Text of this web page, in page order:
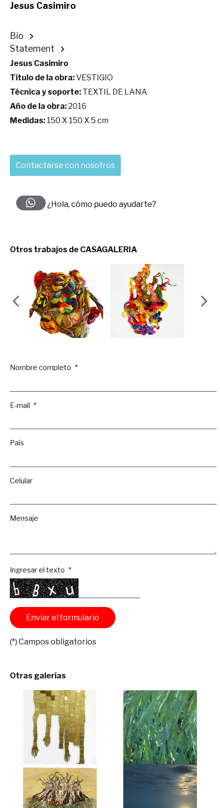
Jesus Casimiro
Bio
Statement
Jesus Casimiro
Título de la obra:VESTIGIO
Técnica y soporte: TEXTIL DE LANA
Año de la obra:2016
Medidas: 150 X 150 X 5 cm
Contactarse con nosotros
¿Hola, cómo puedo ayudarte?
Otros trabajos de CASAGALERIA
Nombre completo
E-mail
País
Celular
Mensaje
Ingresar el texto
(*) Campos obligatorios
Otras galerías